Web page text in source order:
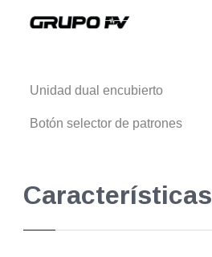
Unidad dual encubierto
Botón selector de patrones
Características